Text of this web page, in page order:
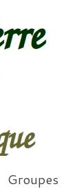
Groupes